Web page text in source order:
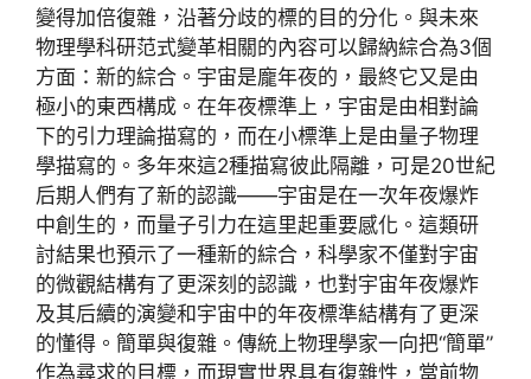
變得加倍復雜，沿著分歧的標的目的分化。與未來
物理學科研范式變革相關的內容可以歸納綜合為3個
方面：新的綜合。宇宙是龐年夜的，最終它又是由
極小的東西構成。在年夜標準上，宇宙是由相對論
下的引力理論描寫的，而在小標準上是由量子物理
學描寫的。多年來這2種描寫彼此隔離，可是20世紀
后期人們有了新的認識——宇宙是在一次年夜爆炸
中創生的，而量子引力在這里起重要感化。這類研
討結果也預示了一種新的綜合，科學家不僅對宇宙
的微觀結構有了更深刻的認識，也對宇宙年夜爆炸
及其后續的演變和宇宙中的年夜標準結構有了更深
的懂得。簡單與復雜。傳統上物理學家一向把“簡單”
作為尋求的目標，而現實世界具有復雜性，當前物